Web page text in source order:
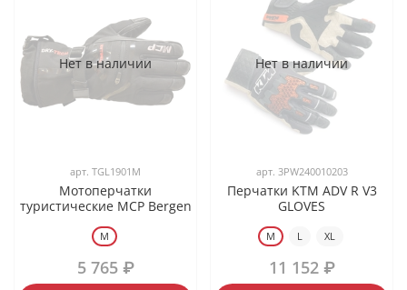
Нет в наличии
арт. TGL1901M
Мотоперчатки
туристические MCP Bergen
M
5 765 ₽
Нет в наличии
арт. 3PW240010203
Перчатки KTM ADV R V3
GLOVES
M L XL
11 152 ₽